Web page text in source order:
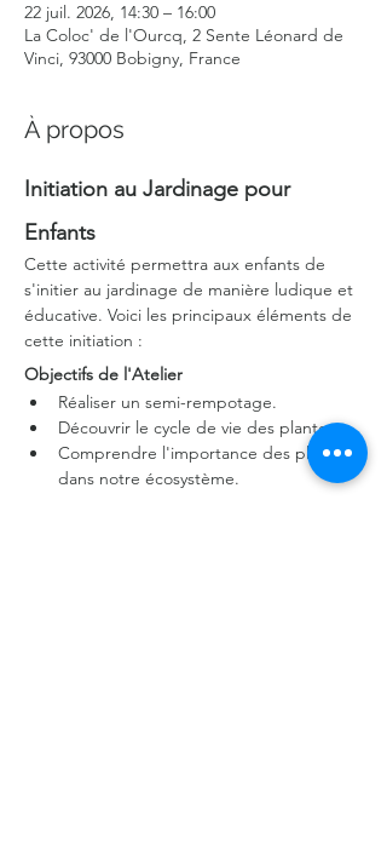
22 juil. 2026, 14:30 – 16:00
La Coloc' de l'Ourcq, 2 Sente Léonard de
Vinci, 93000 Bobigny, France
À propos
Initiation au Jardinage pour
Enfants
Cette activité permettra aux enfants de
s'initier au jardinage de manière ludique et
éducative. Voici les principaux éléments de
cette initiation :
Objectifs de l'Atelier
Réaliser un semi-rempotage.
Découvrir le cycle de vie des plantes.
Comprendre l'importance des plantes
dans notre écosystème.